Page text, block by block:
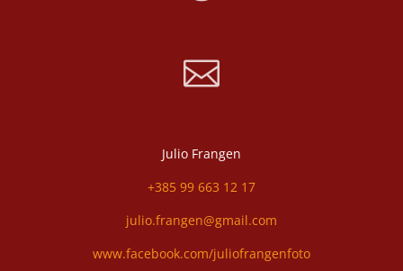

Julio Frangen
+385 99 663 12 17
julio.frangen@gmail.com
www.facebook.com/juliofrangenfoto